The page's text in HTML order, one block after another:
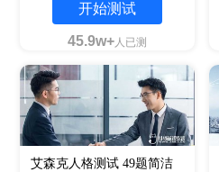
开始测试
45.9w+人已测
艾森克人格测试 49题简洁